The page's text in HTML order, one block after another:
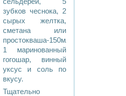
зубков чеснока, 2
сырых желтка,
сметана или
простокваша-150мл,
1 маринованный
гогошар, винный
уксус и соль по
вкусу.
Тщательно